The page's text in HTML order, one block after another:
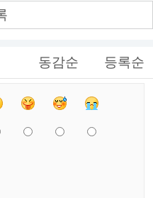
동감순 등록순